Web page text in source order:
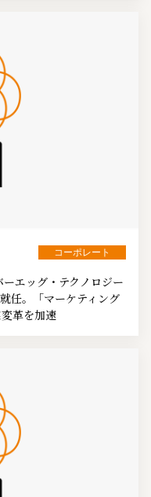
コーポレート
エッグ・テクノロジー
任。「マーケティング
革を加速